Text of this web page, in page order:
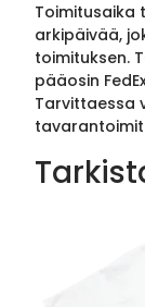
Toimitusaika
arkipäivää,
toimituksen.
pääosin
Tarvittaessa